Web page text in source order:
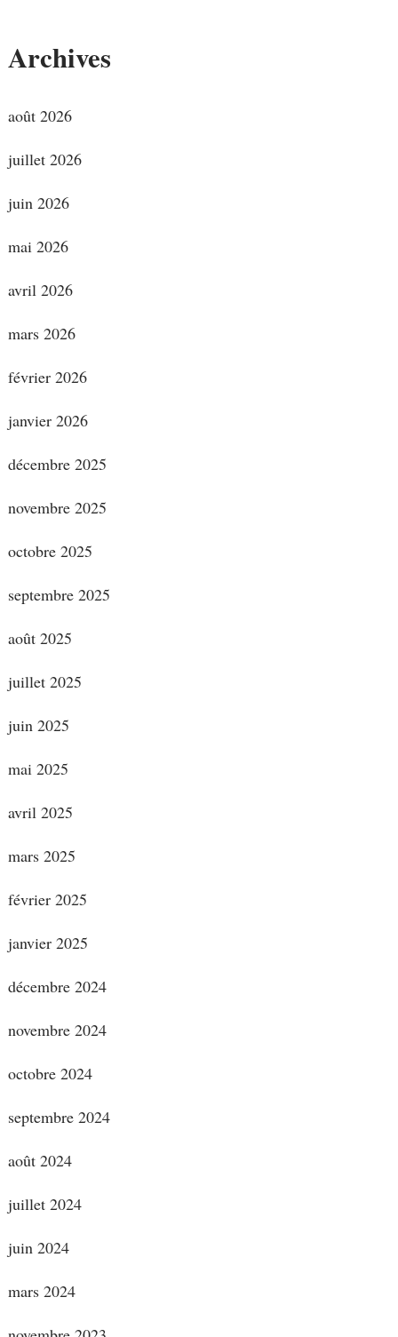
Archives
août 2026
juillet 2026
juin 2026
mai 2026
avril 2026
mars 2026
février 2026
janvier 2026
décembre 2025
novembre 2025
octobre 2025
septembre 2025
août 2025
juillet 2025
juin 2025
mai 2025
avril 2025
mars 2025
février 2025
janvier 2025
décembre 2024
novembre 2024
octobre 2024
septembre 2024
août 2024
juillet 2024
juin 2024
mars 2024